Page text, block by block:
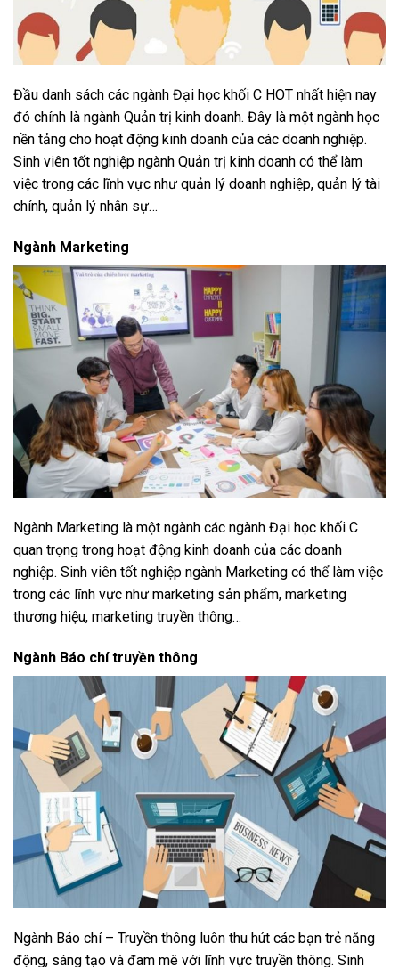
Đầu danh sách các ngành Đại học khối C HOT nhất hiện nay
đó chính là ngành Quản trị kinh doanh. Đây là một ngành học
nền tảng cho hoạt động kinh doanh của các doanh nghiệp.
Sinh viên tốt nghiệp ngành Quản trị kinh doanh có thể làm
việc trong các lĩnh vực như quản lý doanh nghiệp, quản lý tài
chính, quản lý nhân sự…
Ngành Marketing
Ngành Marketing là một ngành các ngành Đại học khối C
quan trọng trong hoạt động kinh doanh của các doanh
nghiệp. Sinh viên tốt nghiệp ngành Marketing có thể làm việc
trong các lĩnh vực như marketing sản phẩm, marketing
thương hiệu, marketing truyền thông…
Ngành Báo chí truyền thông
Ngành Báo chí – Truyền thông luôn thu hút các bạn trẻ năng
động, sáng tạo và đam mê với lĩnh vực truyền thông. Sinh